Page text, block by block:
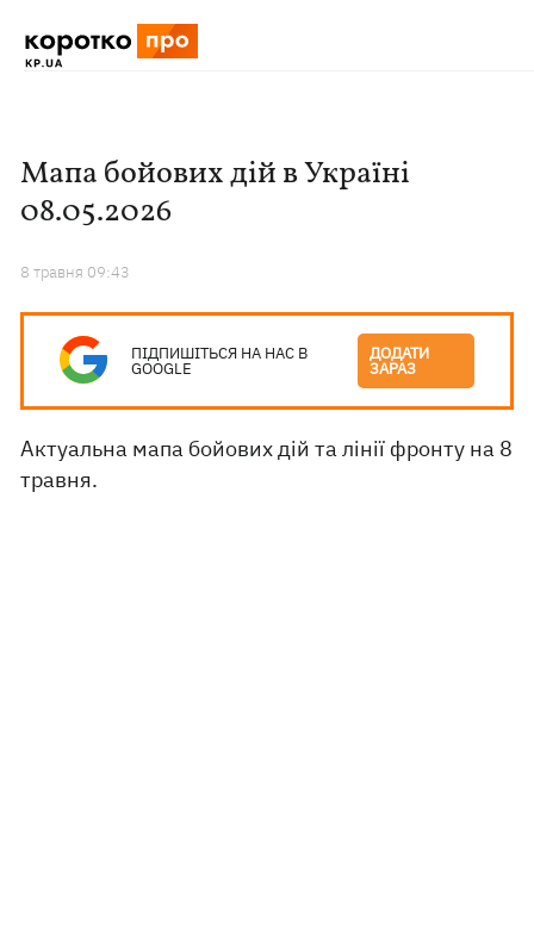
Мапа бойових дій в Україні
08.05.2026
8 травня 09:43
ПІДПИШІТЬСЯ НА НАС В
GOOGLE
ДОДАТИ
ЗАРАЗ
Актуальна мапа бойових дій та лінії фронту на 8
травня.